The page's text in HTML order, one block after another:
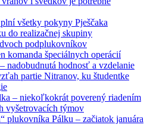
všetky pokyny Pješčaka
do realizačnej skupiny
podplukovníkov
komanda špeciálnych operácií
nadobudnutá hodnosť a vzdelanie
partie Nitranov, ku študentke
– niekoľkokrát poverený riadením
vyšetrovacích týmov
plukovníka Pálku – začiatok januára